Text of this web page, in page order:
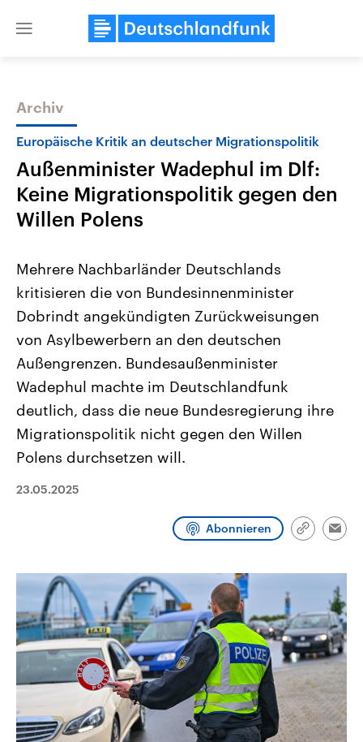
Close
Themen
2026
Alle Informationen
Sachsen-Anhalt wählt am 6.
September 2026 einen neuen
Landtag. Seit 2021 wird das
Bundesland von einer Koalition aus
CDU, SPD und FDP regiert.-
Umfragen, Prognosen,
und Hintergründe zu den Parteien
und Kandidaten der anstehenden
Wahl.
Aktuelle Beiträge,
Hintergründe
Wirtschaftlich und
gehören die Vereinigten
den mächtigsten Ländern
mit großem Einfluss auf
Sendungen Programm Podcasts
Audio-Archiv
Archiv
Europäische Kritik an deutscher Migrationspolitik
Außenminister Wadephul im Dlf:
Keine Migrationspolitik gegen den
Willen Polens
Mehrere Nachbarländer Deutschlands
kritisieren die von Bundesinnenminister
Dobrindt angekündigten Zurückweisungen
von Asylbewerbern an den deutschen
Außengrenzen. Bundesaußenminister
Wadephul machte im Deutschlandfunk
deutlich, dass die neue Bundesregierung ihre
Migrationspolitik nicht gegen den Willen
Polens durchsetzen will.
23.05.2025
Abonnieren
Link